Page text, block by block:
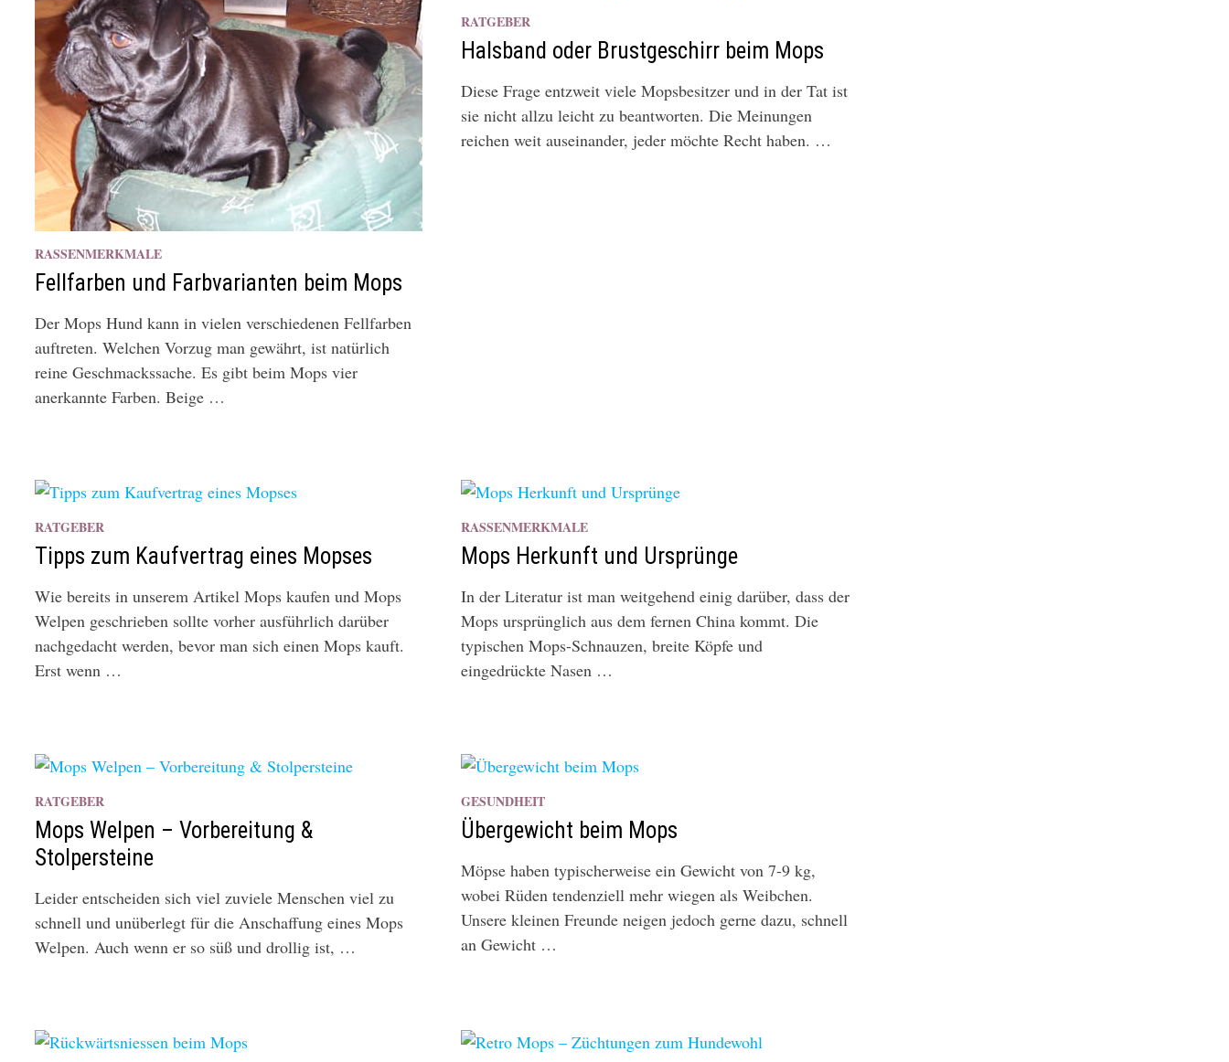
RASSENMERKMALE
Fellfarben und Farbvarianten beim Mops
Der Mops Hund kann in vielen verschiedenen Fellfarben
auftreten. Welchen Vorzug man gewährt, ist natürlich
reine Geschmackssache. Es gibt beim Mops vier
anerkannte Farben. Beige …
RATGEBER
Halsband oder Brustgeschirr beim Mops
Diese Frage entzweit viele Mopsbesitzer und in der Tat ist
sie nicht allzu leicht zu beantworten. Die Meinungen
reichen weit auseinander, jeder möchte Recht haben. …
RATGEBER
Tipps zum Kaufvertrag eines Mopses
Wie bereits in unserem Artikel Mops kaufen und Mops
Welpen geschrieben sollte vorher ausführlich darüber
nachgedacht werden, bevor man sich einen Mops kauft.
Erst wenn …
RASSENMERKMALE
Mops Herkunft und Ursprünge
In der Literatur ist man weitgehend einig darüber, dass der
Mops ursprünglich aus dem fernen China kommt. Die
typischen Mops-Schnauzen, breite Köpfe und
eingedrückte Nasen …
RATGEBER
Mops Welpen – Vorbereitung &
Stolpersteine
Leider entscheiden sich viel zuviele Menschen viel zu
schnell und unüberlegt für die Anschaffung eines Mops
Welpen. Auch wenn er so süß und drollig ist, …
GESUNDHEIT
Übergewicht beim Mops
Möpse haben typischerweise ein Gewicht von 7-9 kg,
wobei Rüden tendenziell mehr wiegen als Weibchen.
Unsere kleinen Freunde neigen jedoch gerne dazu, schnell
an Gewicht …